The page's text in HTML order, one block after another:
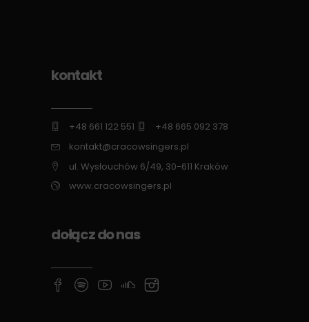
kontakt
+48 661 122 551
+48 665 092 378
kontakt@cracowsingers.pl
ul. Wysłouchów 6/49, 30-611 Kraków
www.cracowsingers.pl
dołącz do nas